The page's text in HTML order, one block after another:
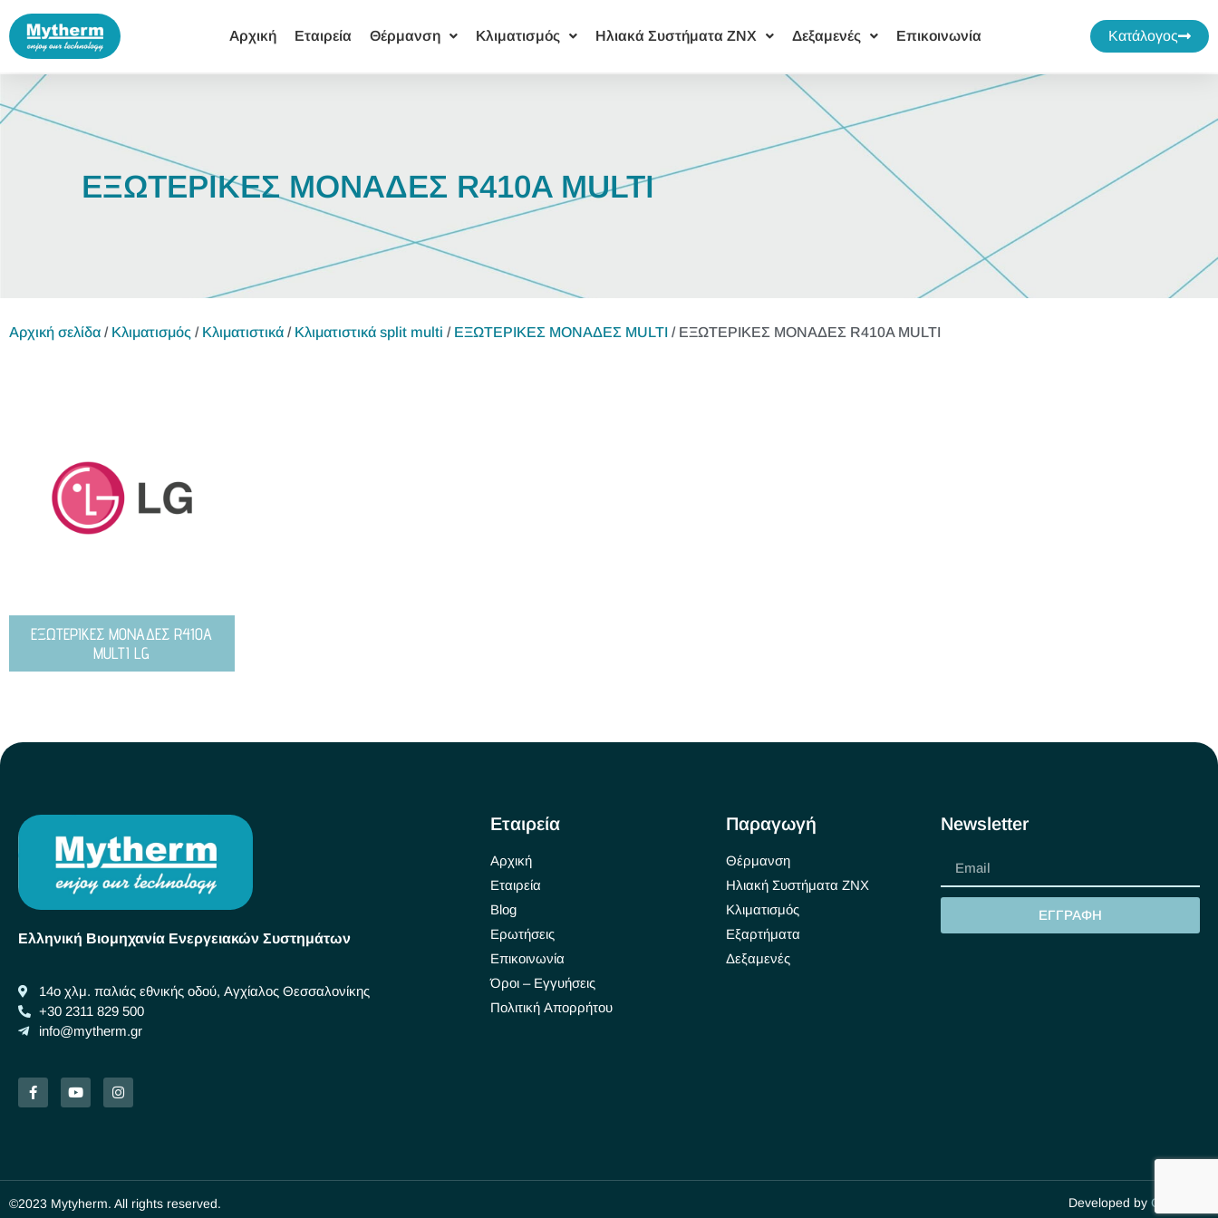
Αρχική Εταιρεία Θέρμανση Κλιματισμός Ηλιακά Συστήματα ΖΝΧ Δεξαμενές Επικοινωνία Κατάλογος
ΕΞΩΤΕΡΙΚΕΣ ΜΟΝΑΔΕΣ R410A MULTI
Αρχική σελίδα / Κλιματισμός / Κλιματιστικά / Κλιματιστικά split multi / ΕΞΩΤΕΡΙΚΕΣ ΜΟΝΑΔΕΣ MULTI / ΕΞΩΤΕΡΙΚΕΣ ΜΟΝΑΔΕΣ R410A MULTI
ΕΞΩΤΕΡΙΚΕΣ ΜΟΝΑΔΕΣ R410A
MULTI LG
Ελληνική Βιομηχανία Ενεργειακών Συστημάτων
14ο χλμ. παλιάς εθνικής οδού, Αγχίαλος Θεσσαλονίκης
+30 2311 829 500
info@mytherm.gr
Εταιρεία
Αρχική
Εταιρεία
Blog
Ερωτήσεις
Επικοινωνία
Όροι – Εγγυήσεις
Πολιτική Απορρήτου
Παραγωγή
Θέρμανση
Ηλιακή Συστήματα ΖΝΧ
Κλιματισμός
Εξαρτήματα
Δεξαμενές
Newsletter
ΕΓΓΡΑΦΗ
©2023 Mytyherm. All rights reserved. Developed byCactus